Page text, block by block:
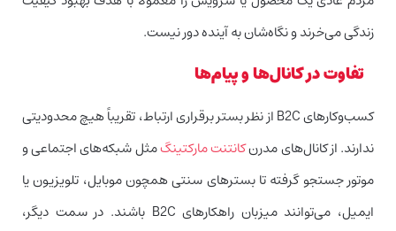
زندگی می‌خرند و نگاه‌شان به آینده دور نیست.
تفاوت در کانال‌ها و پیام‌ها
کسب‌وکارهای B2C از نظر بستر برقراری ارتباط، تقریباً هیچ محدودیتی
ندارند. از کانال‌های مدرنکانتنت مارکتینگمثل شبکه‌های اجتماعی و
موتور جستجو گرفته تا بسترهای سنتی همچون موبایل، تلویزیون یا
ایمیل، می‌توانند میزبان راهکارهای B2C باشند. در سمت دیگر،